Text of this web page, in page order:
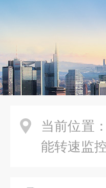
当前位置：
能转速监